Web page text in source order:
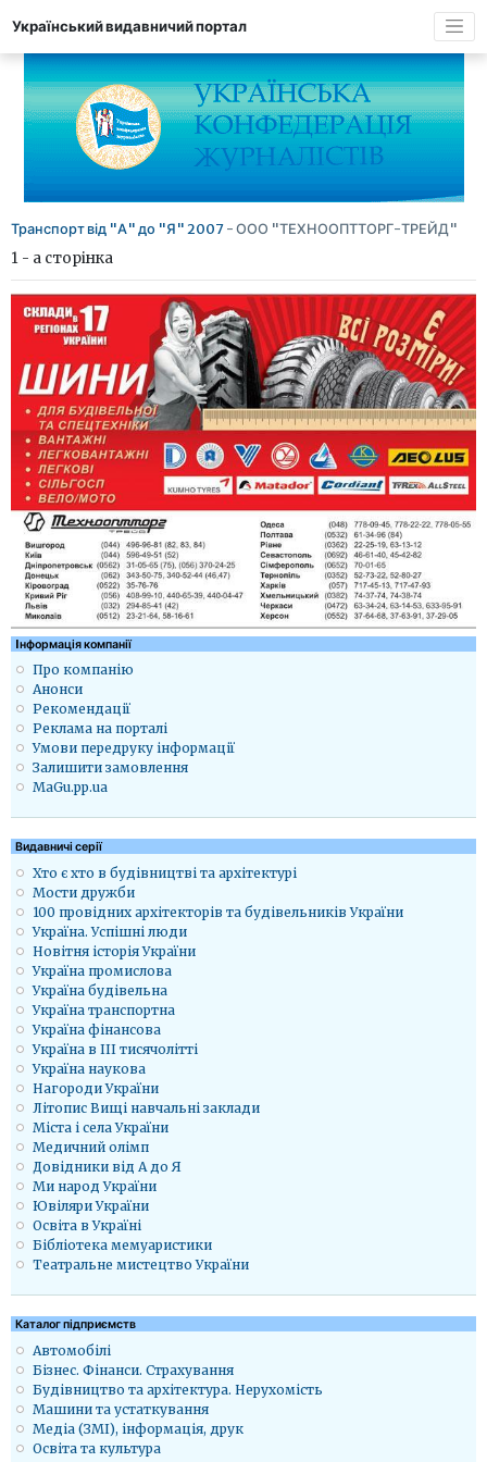
Український видавничий портал
Транспорт від "А" до "Я" 2007- ООО "ТЕХНООПТТОРГ-ТРЕЙД"
1 - а сторінка
Iнформація компанії
Про компанію
Анонси
Рекомендації
Реклама на порталі
Умови передруку інформації
Залишити замовлення
MaGu.pp.ua
Видавничі серії
Хто є хто в будівництві та архітектурі
Мости дружби
100 провідних архітекторів та будівельників України
Україна. Успішні люди
Новітня історія України
Україна промислова
Україна будівельна
Україна транспортна
Україна фінансова
Україна в ІІІ тисячолітті
Україна наукова
Нагороди України
Літопис Вищі навчальні заклади
Міста і села України
Медичний олімп
Довідники від А до Я
Ми народ України
Ювіляри України
Освіта в Україні
Бібліотека мемуаристики
Театральне мистецтво України
Каталог підприємств
Автомобілі
Бізнес. Фінанси. Страхування
Будівництво та архітектура. Нерухомість
Машини та устаткування
Медіа (ЗМІ), інформація, друк
Освіта та культура